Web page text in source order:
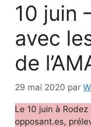
10 juin
avec
de
29 mai 2020 par
Le 10 juin à
opposant.es,